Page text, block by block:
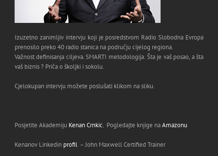
Izuzetno zanimljiv intervju koji je posredstvom Radio Slobodna Evropa
prenosilo preko 40 radio stanica na području cijelog regiona.
Važnost definisanja ciljeva. SMARTI metodologija. Šta je vaš posao, a šta
vaš biznis ? Priča o školjki i sokolu.
Cjelokupan intervju možete poslušati klikom na sliku.
Posjetite Akademiju Kenan Crnkic. Pogledajte knjige naAmazonu
Kenanov Linkedin profil – John Maxwell Certified Trainer